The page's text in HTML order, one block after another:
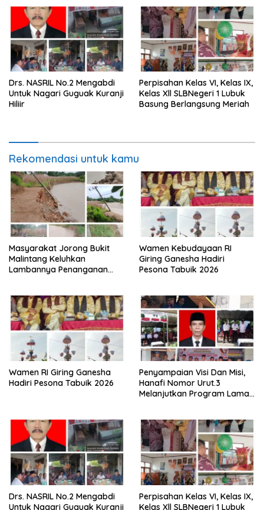
Drs. NASRIL No.2 Mengabdi
Untuk Nagari Guguak Kuranji
Hiliir
Perpisahan Kelas VI, Kelas IX,
Kelas Xll SLBNegeri 1 Lubuk
Basung Berlangsung Meriah
Rekomendasi untuk kamu
Masyarakat Jorong Bukit
Malintang Keluhkan
Lambannya Penanganan
Wamen Kebudayaan RI
Giring Ganesha Hadiri
Pesona Tabuik 2026
Wamen RI Giring Ganesha
Hadiri Pesona Tabuik 2026
Penyampaian Visi Dan Misi,
Hanafi Nomor Urut.3
Melanjutkan Program Lama
Drs. NASRIL No.2 Mengabdi
Untuk Nagari Guguak Kuranji
Perpisahan Kelas VI, Kelas IX,
Kelas Xll SLBNegeri 1 Lubuk